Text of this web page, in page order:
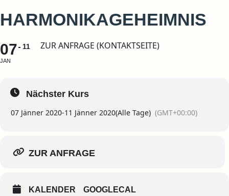
HARMONIKAGEHEIMNIS
07
JAN
11 ZUR ANFRAGE (KONTAKTSEITE)
Nächster Kurs
07 Jänner 2020-11 Jänner 2020(Alle Tage) (GMT+00:00)
ZUR ANFRAGE
KALENDER GOOGLECAL